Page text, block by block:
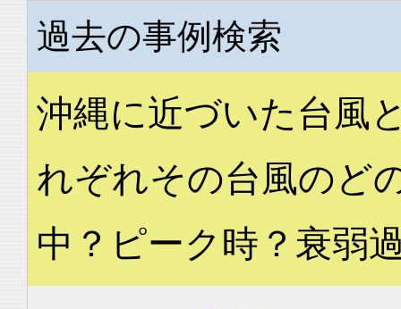
過去の事例検索
沖縄に近づいた台風
れぞれその台風のど
中？ピーク時？衰弱